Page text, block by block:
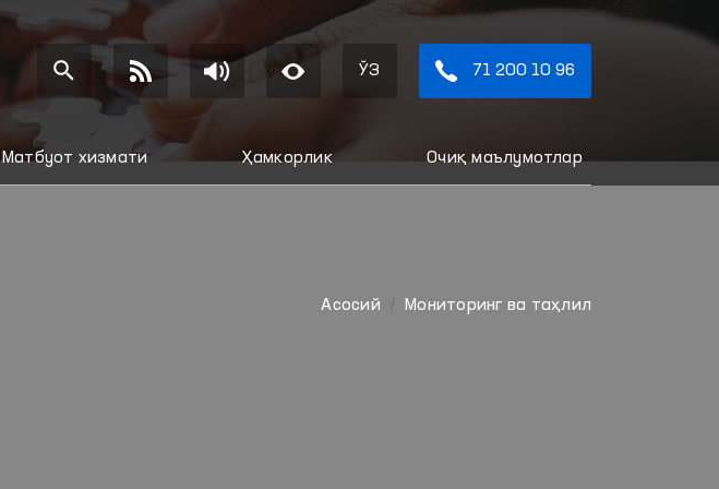
ЎЗ 71 200 10 96
Матбуот хизмати Ҳамкорлик Очиқ маълумотлар
Aсосий Мониторинг ва таҳлил